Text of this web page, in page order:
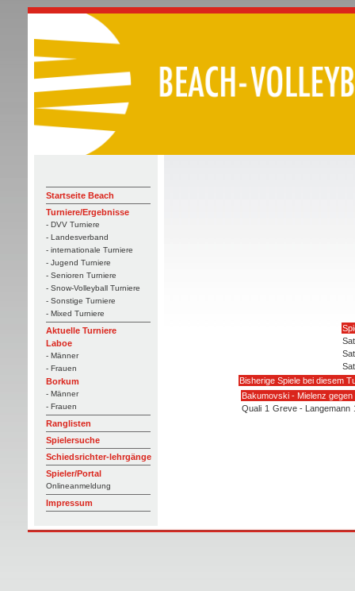
Startseite Beach
Turniere/Ergebnisse
- DVV Turniere
- Landesverband
- internationale Turniere
- Jugend Turniere
- Senioren Turniere
- Snow-Volleyball Turniere
- Sonstige Turniere
- Mixed Turniere
Aktuelle Turniere
Laboe
- Männer
- Frauen
Borkum
- Männer
- Frauen
Ranglisten
Spielersuche
Schiedsrichter-lehrgänge
Spieler/Portal
Onlineanmeldung
Impressum
Bisherige Spiele bei diesem
Bakumovski - Mielenz gegen
Quali 1 Greve - Langemann